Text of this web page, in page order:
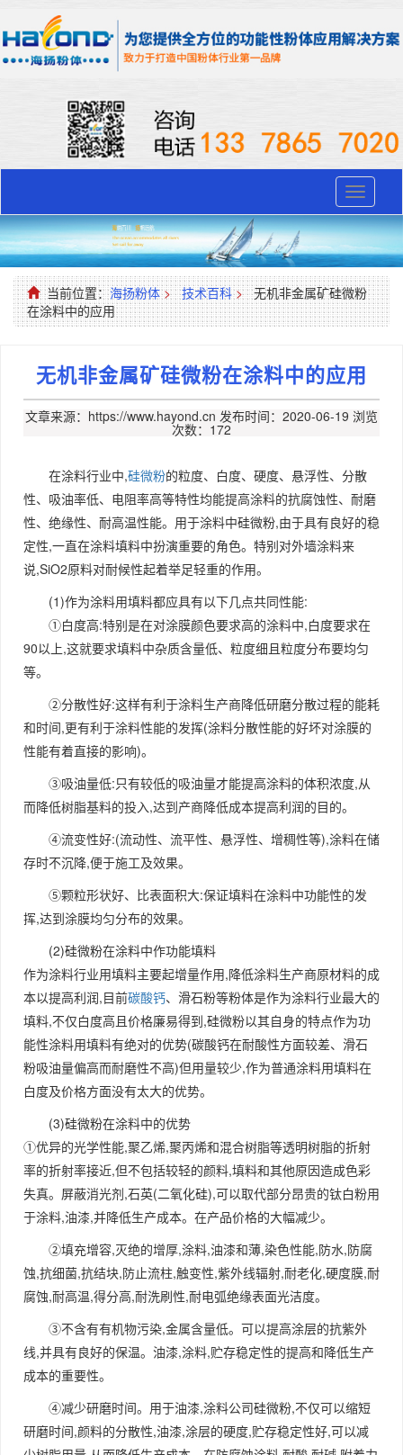
Toggle
当前位置：海扬粉体 > 技术百科 > 无机非金属矿硅微粉
在涂料中的应用
无机非金属矿硅微粉在涂料中的应用
文章来源：https://www.hayond.cn 发布时间：2020-06-19 浏览
次数：172
在涂料行业中,硅微粉的粒度、白度、硬度、悬浮性、分散
性、吸油率低、电阻率高等特性均能提高涂料的抗腐蚀性、耐磨
性、绝缘性、耐高温性能。用于涂料中硅微粉,由于具有良好的稳
定性,一直在涂料填料中扮演重要的角色。特别对外墙涂料来
说,SiO2原料对耐候性起着举足轻重的作用。
(1)作为涂料用填料都应具有以下几点共同性能:
①白度高:特别是在对涂膜颜色要求高的涂料中,白度要求在
90以上,这就要求填料中杂质含量低、粒度细且粒度分布要均匀
等。
②分散性好:这样有利于涂料生产商降低研磨分散过程的能耗
和时间,更有利于涂料性能的发挥(涂料分散性能的好坏对涂膜的
性能有着直接的影响)。
③吸油量低:只有较低的吸油量才能提高涂料的体积浓度,从
而降低树脂基料的投入,达到产商降低成本提高利润的目的。
④流变性好:(流动性、流平性、悬浮性、增稠性等),涂料在储
存时不沉降,便于施工及效果。
⑤颗粒形状好、比表面积大:保证填料在涂料中功能性的发
挥,达到涂膜均匀分布的效果。
(2)硅微粉在涂料中作功能填料
作为涂料行业用填料主要起增量作用,降低涂料生产商原材料的成
本以提高利润,目前碳酸钙、滑石粉等粉体是作为涂料行业最大的
填料,不仅白度高且价格廉易得到,硅微粉以其自身的特点作为功
能性涂料用填料有绝对的优势(碳酸钙在耐酸性方面较差、滑石
粉吸油量偏高而耐磨性不高)但用量较少,作为普通涂料用填料在
白度及价格方面没有太大的优势。
(3)硅微粉在涂料中的优势
①优异的光学性能,聚乙烯,聚丙烯和混合树脂等透明树脂的折射
率的折射率接近,但不包括较轻的颜料,填料和其他原因造成色彩
失真。屏蔽消光剂,石英(二氧化硅),可以取代部分昂贵的钛白粉用
于涂料,油漆,并降低生产成本。在产品价格的大幅减少。
②填充增容,灭绝的增厚,涂料,油漆和薄,染色性能,防水,防腐
蚀,抗细菌,抗结块,防止流柱,触变性,紫外线辐射,耐老化,硬度膜,耐
腐蚀,耐高温,得分高,耐洗刷性,耐电弧绝缘表面光洁度。
③不含有有机物污染,金属含量低。可以提高涂层的抗紫外
线,并具有良好的保温。油漆,涂料,贮存稳定性的提高和降低生产
成本的重要性。
④减少研磨时间。用于油漆,涂料公司硅微粉,不仅可以缩短
研磨时间,颜料的分散性,油漆,涂层的硬度,贮存稳定性好,可以减